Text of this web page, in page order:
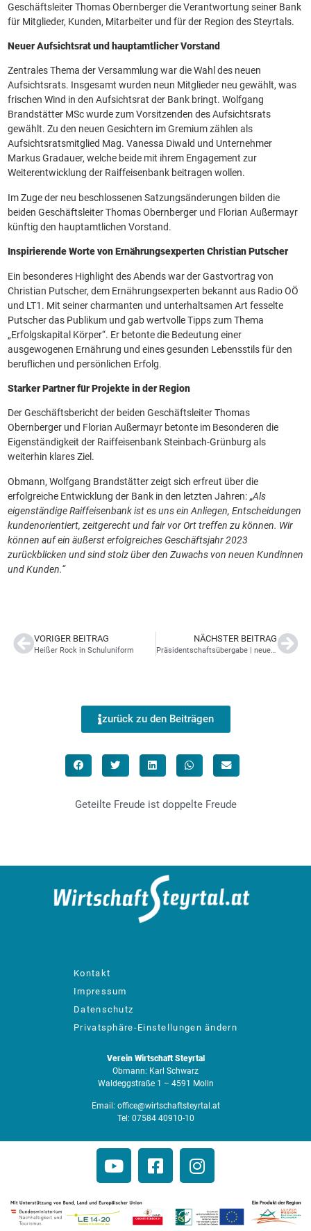
Geschäftsleiter Thomas Obernberger die Verantwortung seiner Bank
für Mitglieder, Kunden, Mitarbeiter und für der Region des Steyrtals.
Neuer Aufsichtsrat und hauptamtlicher Vorstand
Zentrales Thema der Versammlung war die Wahl des neuen
Aufsichtsrats. Insgesamt wurden neun Mitglieder neu gewählt, was
frischen Wind in den Aufsichtsrat der Bank bringt. Wolfgang
Brandstätter MSc wurde zum Vorsitzenden des Aufsichtsrats
gewählt. Zu den neuen Gesichtern im Gremium zählen als
Aufsichtsratsmitglied Mag. Vanessa Diwald und Unternehmer
Markus Gradauer, welche beide mit ihrem Engagement zur
Weiterentwicklung der Raiffeisenbank beitragen wollen.
Im Zuge der neu beschlossenen Satzungsänderungen bilden die
beiden Geschäftsleiter Thomas Obernberger und Florian Außermayr
künftig den hauptamtlichen Vorstand.
Inspirierende Worte von Ernährungsexperten Christian Putscher
Ein besonderes Highlight des Abends war der Gastvortrag von
Christian Putscher, dem Ernährungsexperten bekannt aus Radio OÖ
und LT1. Mit seiner charmanten und unterhaltsamen Art fesselte
Putscher das Publikum und gab wertvolle Tipps zum Thema
„Erfolgskapital Körper“. Er betonte die Bedeutung einer
ausgewogenen Ernährung und eines gesunden Lebensstils für den
beruflichen und persönlichen Erfolg.
Starker Partner für Projekte in der Region
Der Geschäftsbericht der beiden Geschäftsleiter Thomas
Obernberger und Florian Außermayr betonte im Besonderen die
Eigenständigkeit der Raiffeisenbank Steinbach-Grünburg als
weiterhin klares Ziel.
Obmann, Wolfgang Brandstätter zeigt sich erfreut über die
erfolgreiche Entwicklung der Bank in den letzten Jahren: „Als
eigenständige Raiffeisenbank ist es uns ein Anliegen, Entscheidungen
kundenorientiert, zeitgerecht und fair vor Ort treffen zu können. Wir
können auf ein äußerst erfolgreiches Geschäftsjahr 2023
zurückblicken und sind stolz über den Zuwachs von neuen Kundinnen
und Kunden.“
VORIGER BEITRAG
Heißer Rock in Schuluniform
NÄCHSTER BEITRAG
Präsidentschaftsübergabe | neuer Präsident beim Lions Club Steyrtal
zurück zu den Beiträgen
Geteilte Freude ist doppelte Freude
Kontakt
Impressum
Datenschutz
Privatsphäre-Einstellungen ändern
Verein Wirtschaft Steyrtal
Obmann: Karl Schwarz
Waldeggstraße 1 – 4591 Molln
Email: office@wirtschaftsteyrtal.at
Tel: 07584 40910-10